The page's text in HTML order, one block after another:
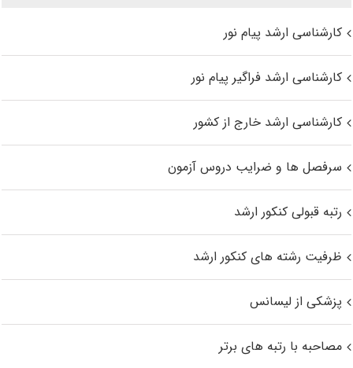
کارشناسی ارشد پیام نور
کارشناسی ارشد فراگیر پیام نور
کارشناسی ارشد خارج از کشور
سرفصل ها و ضرایب دروس آزمون
رتبه قبولی کنکور ارشد
ظرفیت رشته های کنکور ارشد
پزشکی از لیسانس
مصاحبه با رتبه های برتر